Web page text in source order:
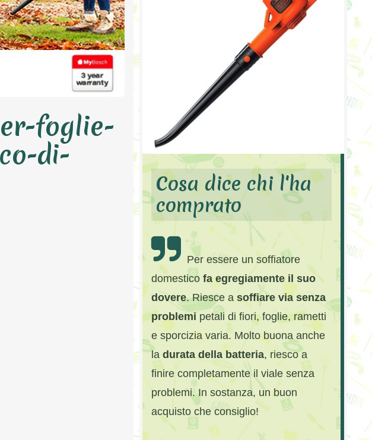
foglie-
di-
Cosa dice chi l'ha
comprato
Per essere un soffiatore
domestico fa egregiamente il suo
dovere. Riesce a soffiare via senza
problemi petali di fiori, foglie, rametti
e sporcizia varia. Molto buona anche
la durata della batteria, riesco a
finire completamente il viale senza
problemi. In sostanza, un buon
acquisto che consiglio!